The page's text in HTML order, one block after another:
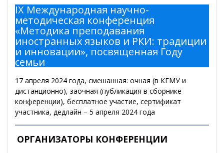
IX Международная научно-
методическая конференция
«Методика преподавания
иностранных языков и РКИ: традиции
и инновации», посвященная Году
семьи
17 апреля 2024 года, смешанная: очная (в КГМУ и
дистанционно), заочная (публикация в сборнике
конференции), бесплатное участие, сертификат
участника, дедлайн – 5 апреля 2024 года
ОРГАНИЗАТОРЫ КОНФЕРЕНЦИИ